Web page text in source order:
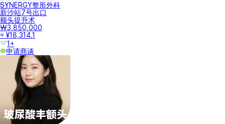
SYNERGY整形外科
新沙站7号出口
额头提升术
₩3,850,000
≈ ¥18,314.1
1+
申请商谈